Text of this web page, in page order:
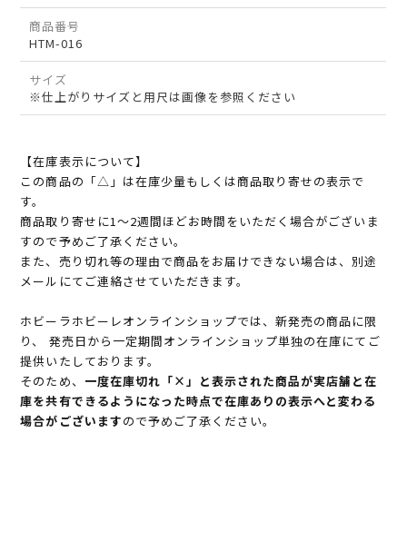
商品番号
HTM-016
サイズ
※仕上がりサイズと用尺は画像を参照ください
【在庫表示について】
この商品の「△」は在庫少量もしくは商品取り寄せの表示で
す。
商品取り寄せに1～2週間ほどお時間をいただく場合がございま
すので予めご了承ください。
また、売り切れ等の理由で商品をお届けできない場合は、別途
メールにてご連絡させていただきます。
ホビーラホビーレオンラインショップでは、新発売の商品に限
り、 発売日から一定期間オンラインショップ単独の在庫にてご
提供いたしております。
そのため、 一度在庫切れ「×」と表示された商品が実店舗と在
庫を共有できるようになった時点で在庫ありの表示へと変わる
場合がございますので予めご了承ください。